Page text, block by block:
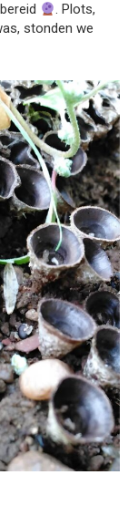
. Plots,
stonden we